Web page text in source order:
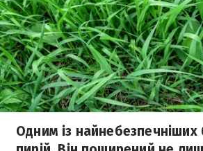
Одним із найнебезпечніших